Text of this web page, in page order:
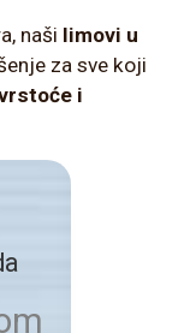
naši limovi u
za sve koji
i